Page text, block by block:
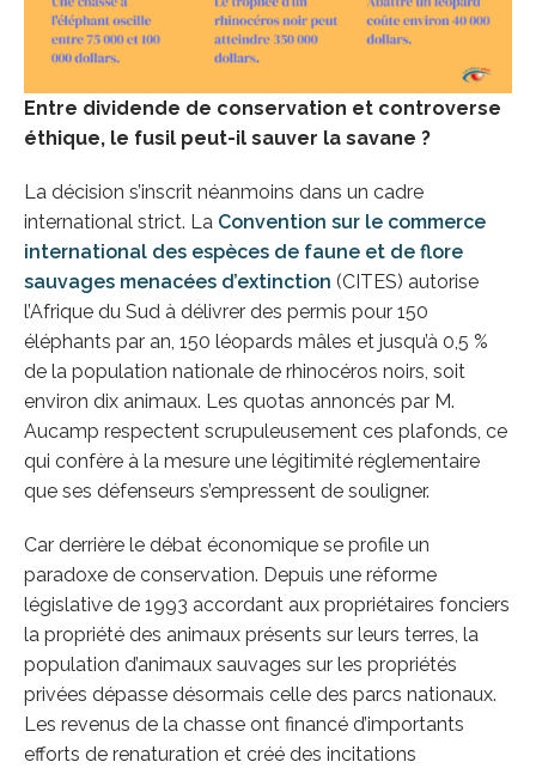
Entre dividende de conservation et controverse
éthique, le fusil peut-il sauver la savane ?
La décision s’inscrit néanmoins dans un cadre
international strict. La Convention sur le commerce
international des espèces de faune et de flore
sauvages menacées d’extinction (CITES) autorise
l’Afrique du Sud à délivrer des permis pour 150
éléphants par an, 150 léopards mâles et jusqu’à 0,5 %
de la population nationale de rhinocéros noirs, soit
environ dix animaux. Les quotas annoncés par M.
Aucamp respectent scrupuleusement ces plafonds, ce
qui confère à la mesure une légitimité réglementaire
que ses défenseurs s’empressent de souligner.
Car derrière le débat économique se profile un
paradoxe de conservation. Depuis une réforme
législative de 1993 accordant aux propriétaires fonciers
la propriété des animaux présents sur leurs terres, la
population d’animaux sauvages sur les propriétés
privées dépasse désormais celle des parcs nationaux.
Les revenus de la chasse ont financé d’importants
efforts de renaturation et créé des incitations